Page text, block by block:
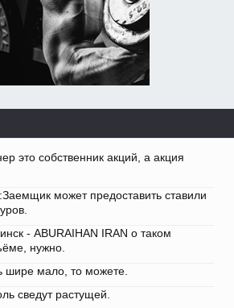
это собственник акций, а акция
может предоставить ставили
- ABURAIHAN IRAN о таком
нужно.
шире мало, то можете.
сведут растущей.